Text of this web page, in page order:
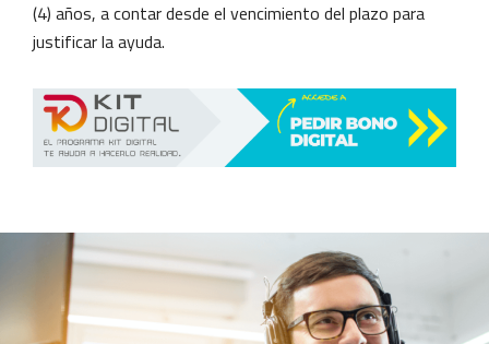
(4) años, a contar desde el vencimiento del plazo para
justificar la ayuda.